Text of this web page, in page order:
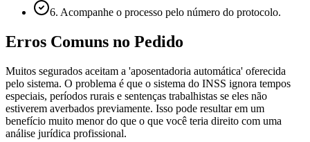
6. Acompanhe o processo pelo número do protocolo.
Erros Comuns no Pedido
Muitos segurados aceitam a 'aposentadoria automática' oferecida
pelo sistema. O problema é que o sistema do INSS ignora tempos
especiais, períodos rurais e sentenças trabalhistas se eles não
estiverem averbados previamente. Isso pode resultar em um
benefício muito menor do que o que você teria direito com uma
análise jurídica profissional.